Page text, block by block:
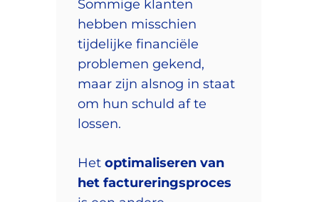
Sommige klanten
hebben misschien
tijdelijke financiële
problemen gekend,
maar zijn alsnog in staat
om hun schuld af te
lossen.
Het optimaliseren van
het factureringsproces